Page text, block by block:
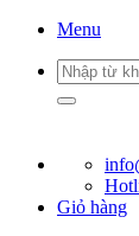
Menu
Giỏ hàng